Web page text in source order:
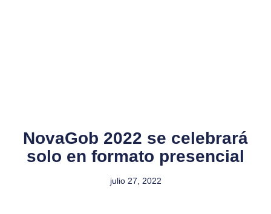
NovaGob 2022 se celebrará
solo en formato presencial
julio 27, 2022